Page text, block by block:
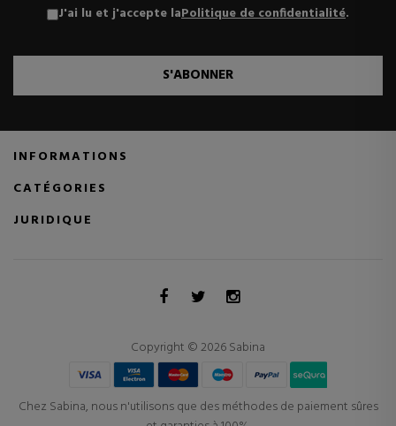
J'ai lu et j'accepte laPolitique de confidentialité.
S'ABONNER
INFORMATIONS
CATÉGORIES
JURIDIQUE
Copyright © 2026 Sabina
Chez Sabina, nous n'utilisons que des méthodes de paiement sûres